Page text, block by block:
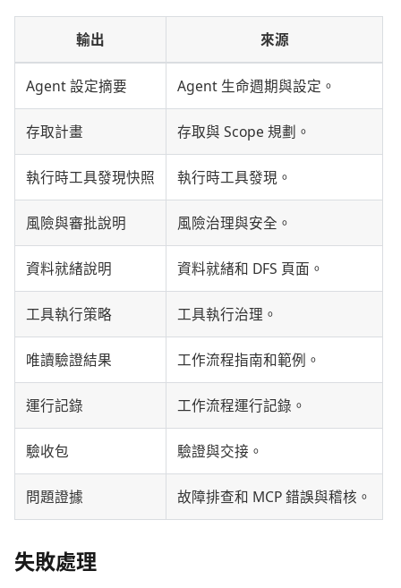
輸出 來源
Agent 設定摘要 Agent 生命週期與設定。
存取計畫 存取與 Scope 規劃。
執行時工具發現快照 執行時工具發現。
風險與審批說明 風險治理與安全。
資料就緒說明 資料就緒和 DFS 頁面。
工具執行策略 工具執行治理。
唯讀驗證結果 工作流程指南和範例。
運行記錄 工作流程運行記錄。
驗收包 驗證與交接。
問題證據 故障排查和 MCP 錯誤與稽核。
失敗處理